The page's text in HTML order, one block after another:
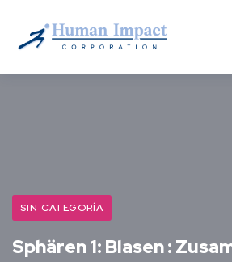
SIN CATEGORÍA
Sphären 1: Blasen :